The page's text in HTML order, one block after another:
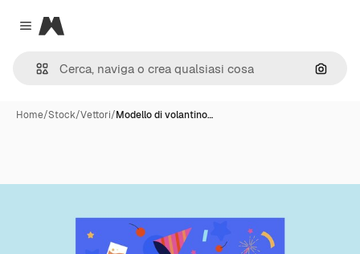
Close menu
Magnific
Cerca
Home/Stock/Vettori/Modello di volantino…